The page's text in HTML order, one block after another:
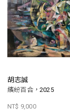
胡志誠
繽紛百合，2025
NT$ 9,000